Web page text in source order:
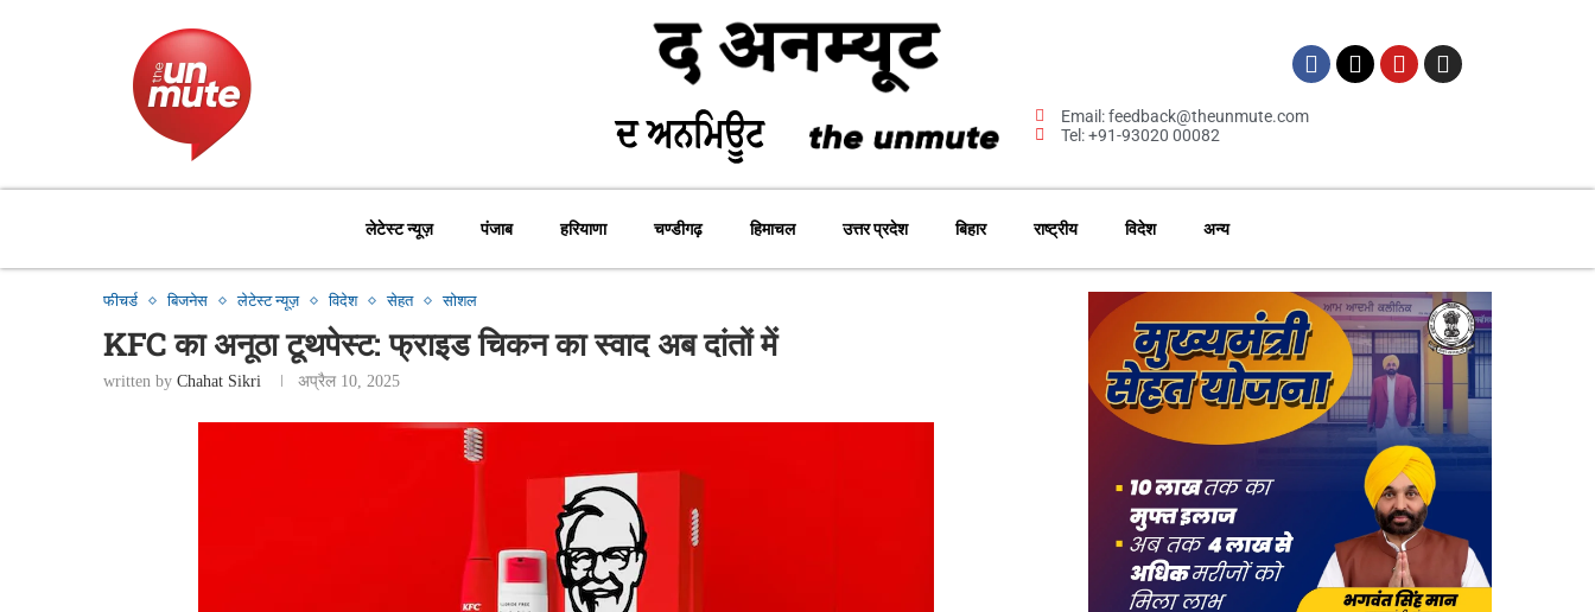
Email: feedback@theunmute.com
Tel: +91-93020 00082
लेटेस्ट न्यूज़ पंजाब हरियाणा चण्डीगढ़ हिमाचल उत्तर प्रदेश बिहार राष्ट्रीय विदेश अन्य
फीचर्ड बिजनेस लेटेस्ट न्यूज़ विदेश सेहत सोशल
KFC का अनूठा टूथपेस्ट: फ्राइड चिकन का स्वाद अब दांतों में
written by Chahat Sikri अप्रैल 10, 2025